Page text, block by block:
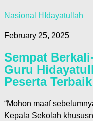
Nasional HIdayatullah
February 25, 2025
Sempat
Guru
Peserta Terbaik
“Mohon maaf
Kepala Sekolah